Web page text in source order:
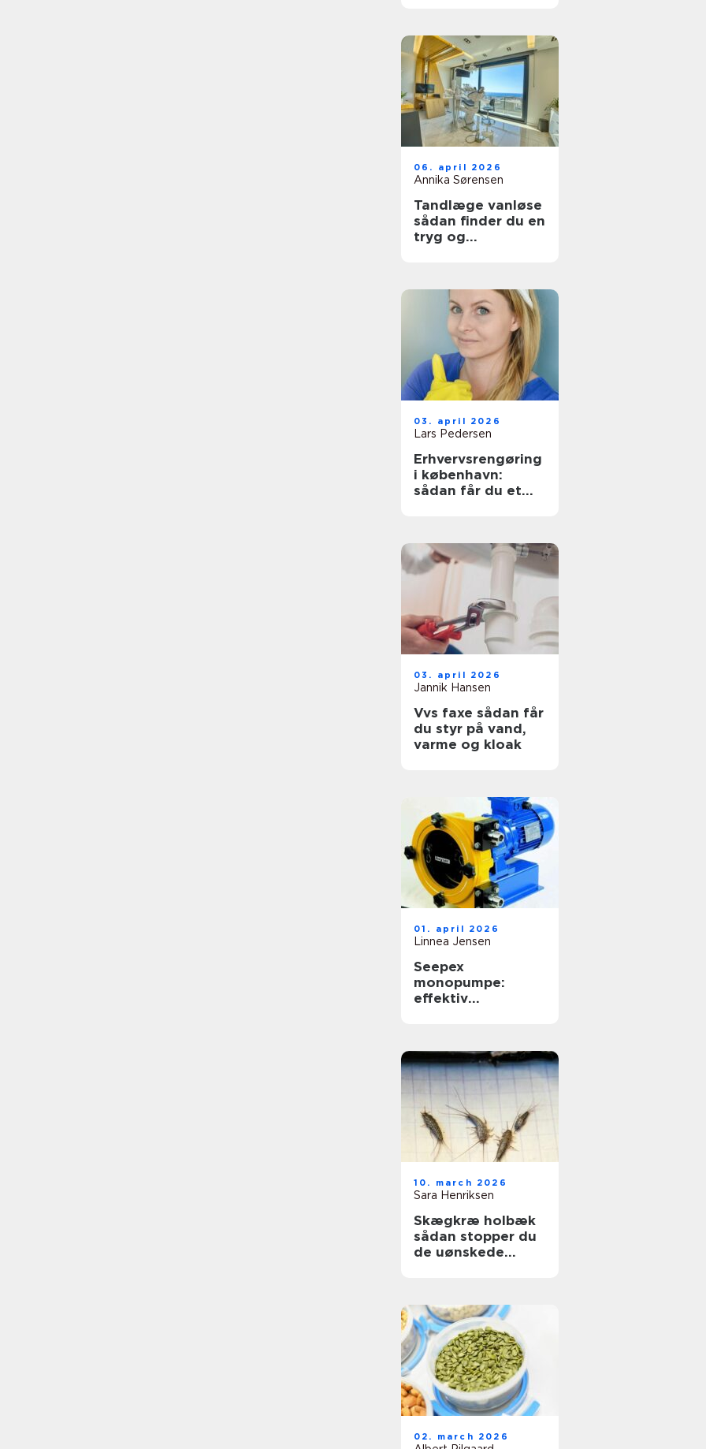
06. april 2026
Annika Sørensen
Tandlæge vanløse
sådan finder du en
tryg og
03. april 2026
Lars Pedersen
Erhvervsrengøring
i københavn:
sådan får du et
03. april 2026
Jannik Hansen
Vvs faxe sådan får
du styr på vand,
varme og kloak
01. april 2026
Linnea Jensen
Seepex
monopumpe:
effektiv
10. march 2026
Sara Henriksen
Skægkræ holbæk
sådan stopper du
de uønskede
02. march 2026